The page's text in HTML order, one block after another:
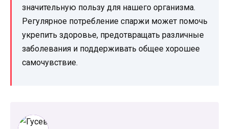
значительную пользу для нашего организма.
Регулярное потребление спаржи может помочь
укрепить здоровье, предотвращать различные
заболевания и поддерживать общее хорошее
самочувствие.